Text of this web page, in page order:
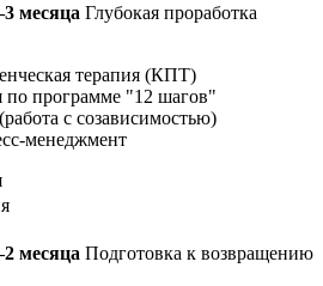
месяца Глубокая проработка
терапия (КПТ)
по программе "12 шагов"
с созависимостью)
менеджмент
месяца Подготовка к возвращению